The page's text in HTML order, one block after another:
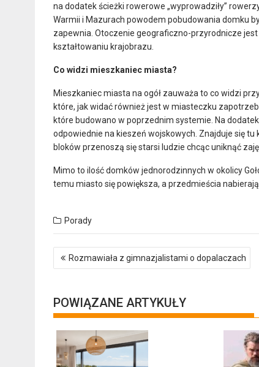
na dodatek ścieżki rowerowe „wyprowadziły”
Warmii i Mazurach powodem pobudowania domku
zapewnia. Otoczenie geograficzno-przyrodnicze
kształtowaniu krajobrazu.
Co widzi mieszkaniec miasta?
Mieszkaniec miasta na ogół zauważa to co widzi
które, jak widać również jest w miasteczku
które budowano w poprzednim systemie. Na
odpowiednie na kieszeń wojskowych. Znajduje się
bloków przenoszą się starsi ludzie chcąc uniknąć
Mimo to ilość domków jednorodzinnych w okolicy
temu miasto się powiększa, a przedmieścia nabierają
Porady
Nawigacja
wpisu
Rozmawiała z gimnazjalistami o dopalaczach
POWIĄZANE ARTYKUŁY